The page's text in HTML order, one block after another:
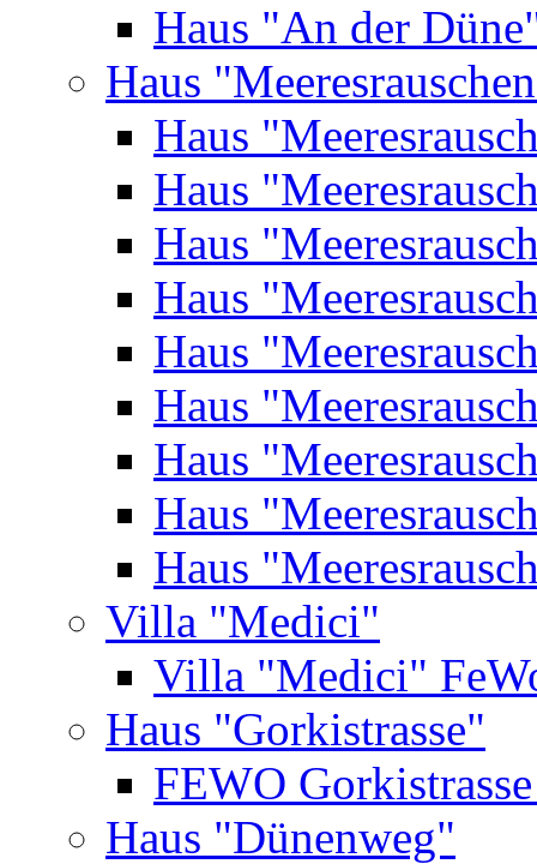
Haus "An der
Haus
Haus
Haus
Haus
Haus
Haus
Haus
Haus
Haus
Haus
Villa "Medici"
Villa "Medici"
Haus "Gorkistrasse"
FEWO
Haus "Dünenweg"